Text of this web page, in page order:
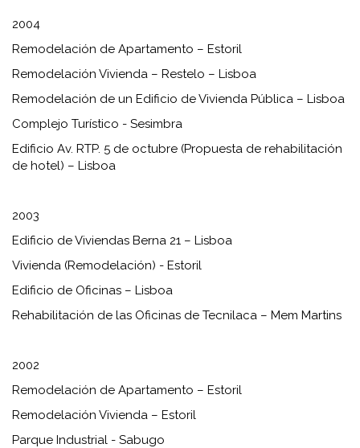
2004
Remodelación de Apartamento – Estoril
Remodelación Vivienda – Restelo – Lisboa
Remodelación de un Edificio de Vivienda Pública – Lisboa
Complejo Turístico - Sesimbra
Edificio Av. RTP. 5 de octubre (Propuesta de rehabilitación
de hotel) – Lisboa
2003
Edificio de Viviendas Berna 21 – Lisboa
Vivienda (Remodelación) - Estoril
Edificio de Oficinas – Lisboa
Rehabilitación de las Oficinas de Tecnilaca – Mem Martins
2002
Remodelación de Apartamento – Estoril
Remodelación Vivienda – Estoril
Parque Industrial - Sabugo